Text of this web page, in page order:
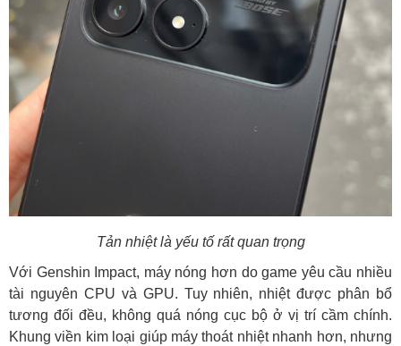
Tản nhiệt là yếu tố rất quan trọng
Với Genshin Impact, máy nóng hơn do game yêu cầu nhiều
tài nguyên CPU và GPU. Tuy nhiên, nhiệt được phân bổ
tương đối đều, không quá nóng cục bộ ở vị trí cầm chính.
Khung viền kim loại giúp máy thoát nhiệt nhanh hơn, nhưng